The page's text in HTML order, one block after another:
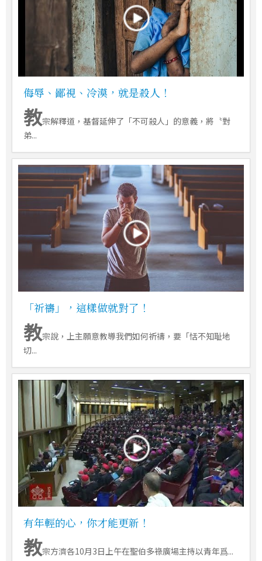
侮辱、鄙視、冷漠，就是殺人！
教宗解釋道，基督延伸了「不可殺人」的意義，將〝對
弟...
「祈禱」，這樣做就對了！
教宗說，上主願意教導我們如何祈禱，要「恬不知耻地
切...
有年輕的心，你才能更新！
教宗方濟各10月3日上午在聖伯多祿廣場主持以青年爲...